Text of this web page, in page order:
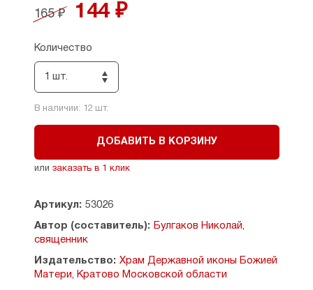
165 ₽ 144 ₽
Количество
1 шт.
В наличии: 12 шт.
ДОБАВИТЬ В КОРЗИНУ
или заказать в 1 клик
Артикул: 53026
Автор (составитель): Булгаков Николай,
священник
Издательство: Храм Державной иконы Божией
Матери, Кратово Московской области